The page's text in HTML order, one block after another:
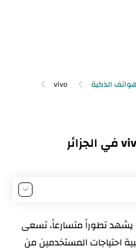
الذكية vivo
يشهد تطوراً متسارعاً، تسعى
احتياجات المستخدمين من